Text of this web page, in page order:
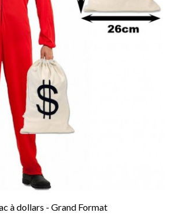
à dollars - Grand Format